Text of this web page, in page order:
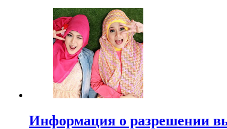
Информация о разрешении